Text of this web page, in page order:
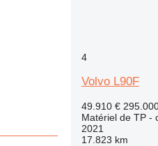
4
Volvo L90F
49.910 €
Matériel de TP -
2021
17.823 km